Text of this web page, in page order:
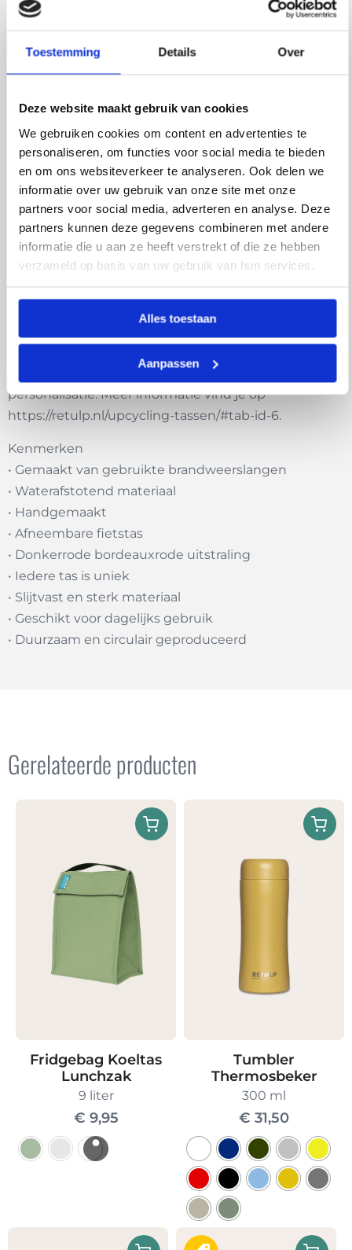
Toestemming Details Over
Deze website maakt gebruik van cookies
We gebruiken cookies om content en advertenties te
personaliseren, om functies voor social media te bieden
en om ons websiteverkeer te analyseren. Ook delen we
informatie over uw gebruik van onze site met onze
partners voor social media, adverteren en analyse. Deze
partners kunnen deze gegevens combineren met andere
informatie die u aan ze heeft verstrekt of die ze hebben
verzameld op basis van uw gebruik van hun services.
Alles toestaan
Aanpassen
waterafstotend. Daardoor is deze fietstas zeer
geschikt voor woon-werkverkeer, boodschappen en
gemaakt van donkerrode brandslangen met een
luxe bordeauxrode uitstraling. Kleine kleurverschillen,
stempels en gebruikssporen zorgen ervoor dat
iedere tas uniek is.
Het afpakmodel is ideaal voor fietsers die hun tas
eenvoudig willen meenemen wanneer zij hun
bestemming hebben bereikt. Dankzij het sterke
materiaal en de robuuste afwerking is deze fietstas
ontworpen voor jarenlang gebruik. Een duurzame
keuze voor iedereen die houdt van praktische
producten met karakter.
Voor bedrijven zijn deze tassen ook verkrijgbaar met
personalisatie. Meer informatie vind je op
https://retulp.nl/upcycling-tassen/#tab-id-6.
Kenmerken
• Gemaakt van gebruikte brandweerslangen
• Waterafstotend materiaal
• Handgemaakt
• Afneembare fietstas
• Donkerrode bordeauxrode uitstraling
• Iedere tas is uniek
• Slijtvast en sterk materiaal
• Geschikt voor dagelijks gebruik
• Duurzaam en circulair geproduceerd
Gerelateerde producten
Fridgebag Koeltas
Lunchzak
9 liter
€ 9,95
meerdere
Tumbler
Thermosbeker
300 ml
€ 31,50